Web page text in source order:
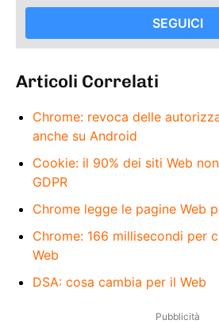
SEGUICI
Articoli Correlati
Chrome: revoca delle
anche su Android
Cookie: il 90% dei siti Web
GDPR
Chrome legge le pagine Web
Chrome: 166 millisecondi per
Web
DSA: cosa cambia per il Web
Pubblicità